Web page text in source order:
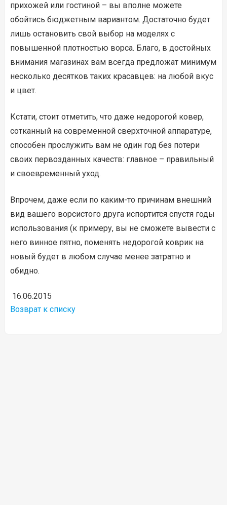
прихожей или гостиной – вы вполне можете
обойтись бюджетным вариантом. Достаточно будет
лишь остановить свой выбор на моделях с
повышенной плотностью ворса. Благо, в достойных
внимания магазинах вам всегда предложат минимум
несколько десятков таких красавцев: на любой вкус
и цвет.
Кстати, стоит отметить, что даже недорогой ковер,
сотканный на современной сверхточной аппаратуре,
способен прослужить вам не один год без потери
своих первозданных качеств: главное – правильный
и своевременный уход.
Впрочем, даже если по каким-то причинам внешний
вид вашего ворсистого друга испортится спустя годы
использования (к примеру, вы не сможете вывести с
него винное пятно, поменять недорогой коврик на
новый будет в любом случае менее затратно и
обидно.
16.06.2015
Возврат к списку